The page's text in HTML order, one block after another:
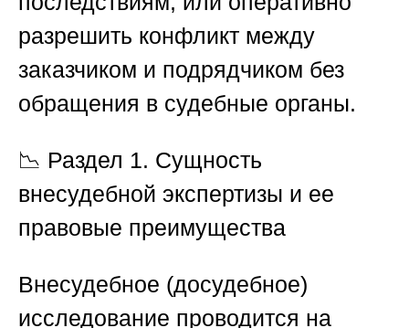
разрешить конфликт между
заказчиком и подрядчиком без
обращения в судебные органы.
📉 Раздел 1. Сущность
внесудебной экспертизы и ее
правовые преимущества
Внесудебное (досудебное)
исследование проводится на